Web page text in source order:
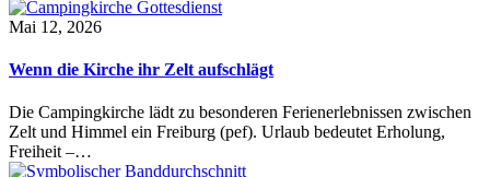
Mai 12, 2026
Wenn die Kirche ihr Zelt aufschlägt
Die Campingkirche lädt zu besonderen Ferienerlebnissen zwischen
Zelt und Himmel ein Freiburg (pef). Urlaub bedeutet Erholung,
Freiheit –…